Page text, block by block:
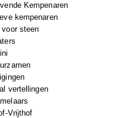
Kempenaren
kempenaren
steen
vertellingen
Vrijthof